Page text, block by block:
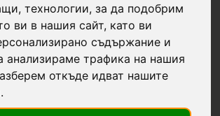
технологии, за да подобрим
ви в нашия сайт, като ви
съдържание и
анализираме трафика на нашия
откъде идват нашите